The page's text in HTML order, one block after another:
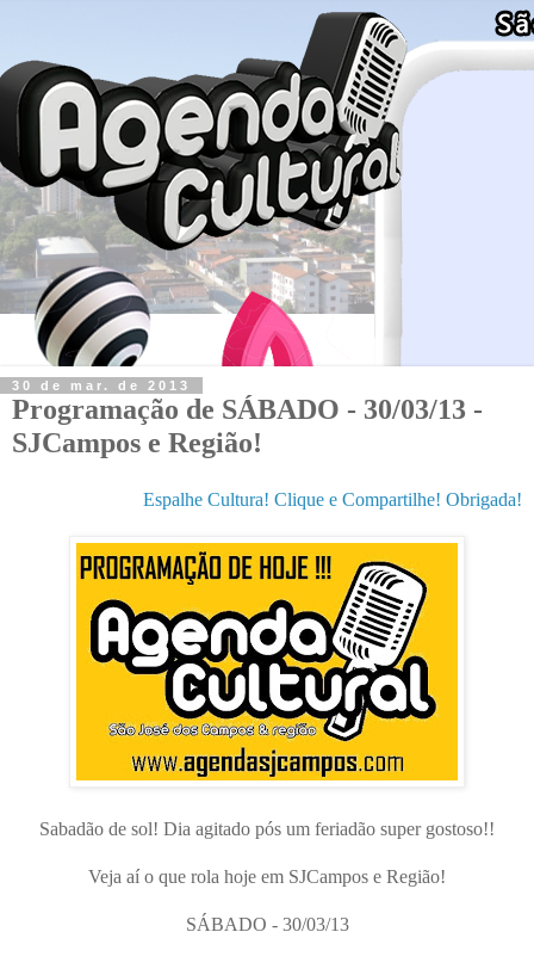
30 de mar. de 2013
Programação de SÁBADO - 30/03/13 -
SJCampos e Região!
Espalhe Cultura! Clique e Compartilhe! Obrigada!
Sabadão de sol! Dia agitado pós um feriadão super gostoso!!
Veja aí o que rola hoje em SJCampos e Região!
SÁBADO - 30/03/13